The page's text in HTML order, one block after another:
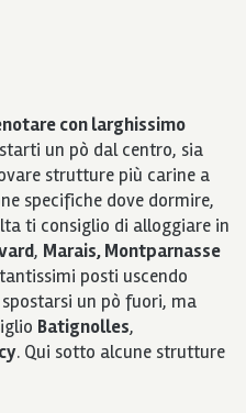
con larghissimo
un pò dal centro, sia
strutture più carine a
specifiche dove dormire,
ti consiglio di alloggiare in
, Marais, Montparnasse
posti uscendo
un pò fuori, ma
Batignolles,
. Qui sotto alcune strutture